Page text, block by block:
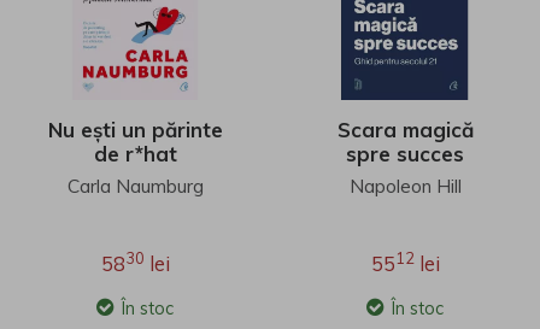
Nu ești un părinte
de r*hat
Carla Naumburg
5830 lei
În stoc
Scara magică
spre succes
Napoleon Hill
5512lei
În stoc